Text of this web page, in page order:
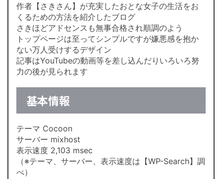
作者【さきさん】が充実したおとな女子の生活をお
くるための方法を紹介したブログ
さきほどアドセンスも無事合格され順調のよう
トップページは至ってシンプルですが嫌悪感を抱か
ない万人受けするデザイン
記事はYouTubeの動画等を差し込んだりいろいろ努
力の後が見られます
基本情報
テーマ Cocoon
サーバー mixhost
表示速度 2,103 msec
（※テーマ、サーバー、表示速度は【WP-Search】調
べ）